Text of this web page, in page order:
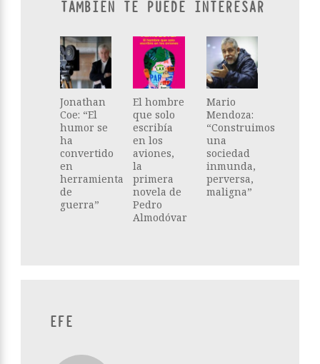
TAMBIÉN TE PUEDE INTERESAR
Jonathan
Coe: “El
humor se
ha
convertido
en
herramienta
de
guerra”
El hombre
que solo
escribía
en los
aviones,
la
primera
novela de
Pedro
Almodóvar
Mario
Mendoza:
“Construimos
una
sociedad
inmunda,
perversa,
maligna”
EFE